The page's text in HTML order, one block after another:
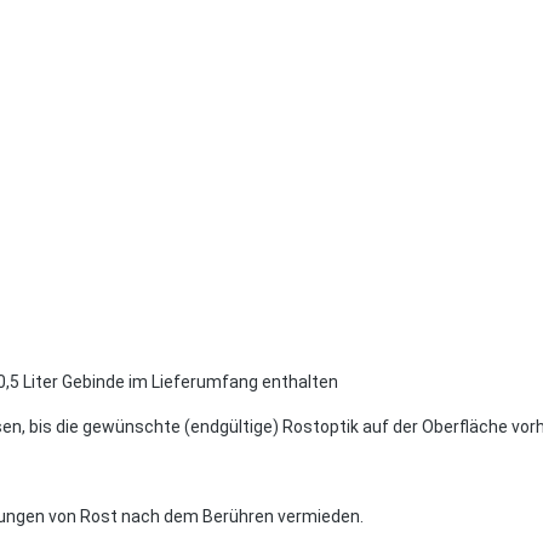
Liter Gebinde im Lieferumfang enthalten
bis die gewünschte (endgültige) Rostoptik auf der Oberfläche
von Rost nach dem Berühren vermieden.